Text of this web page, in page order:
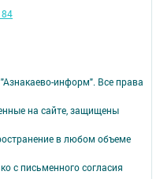
информ". Все права
на сайте, защищены
в любом объеме
с письменного согласия